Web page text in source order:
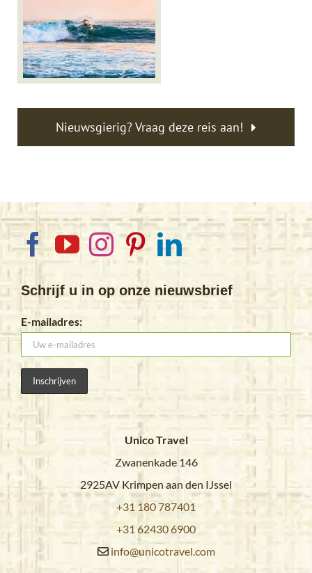
Nieuwsgierig? Vraag deze reis aan!
Schrijf u in op onze nieuwsbrief
E-mailadres:
Unico Travel
Zwanenkade 146
2925AV Krimpen aan den IJssel
+31 180 787401
+31 62430 6900
info@unicotravel.com